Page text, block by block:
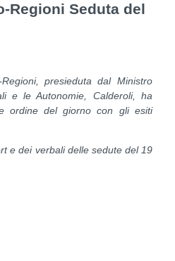
Regioni Seduta del
presieduta dal Ministro
e le Autonomie, Calderoli, ha
ordine del giorno con gli esiti
e dei verbali delle sedute del 19